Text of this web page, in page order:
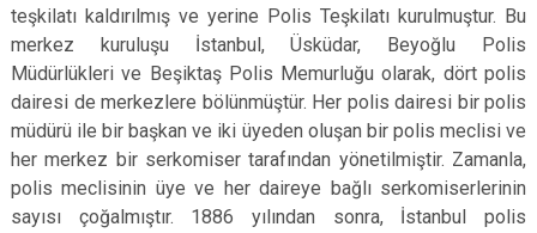
teşkilatı kaldırılmış ve yerine Polis Teşkilatı kurulmuştur. Bu
merkez kuruluşu İstanbul, Üsküdar, Beyoğlu Polis
Müdürlükleri ve Beşiktaş Polis Memurluğu olarak, dört polis
dairesi de merkezlere bölünmüştür. Her polis dairesi bir polis
müdürü ile bir başkan ve iki üyeden oluşan bir polis meclisi ve
her merkez bir serkomiser tarafından yönetilmiştir. Zamanla,
polis meclisinin üye ve her daireye bağlı serkomiserlerinin
sayısı çoğalmıştır. 1886 yılından sonra, İstanbul polis